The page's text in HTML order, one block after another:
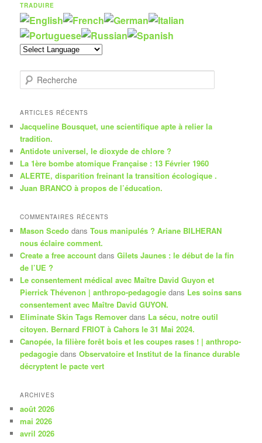
TRADUIRE
e
h
r
c
h
e
ARTICLES RÉCENTS
Jacqueline Bousquet, une scientifique apte à relier la
tradition.
Antidote universel, le dioxyde de chlore ?
La 1ère bombe atomique Française : 13 Février 1960
ALERTE, disparition freinant la transition écologique .
Juan BRANCO à propos de l’éducation.
COMMENTAIRES RÉCENTS
Mason Scedo dansTous manipulés ? Ariane BILHERAN
nous éclaire comment.
Create a free account dansGilets Jaunes : le début de la fin
de l’UE ?
Le consentement médical avec Maître David Guyon et
Pierrick Thévenon | anthropo-pedagogie dans Les soins sans
consentement avec Maître David GUYON.
Eliminate Skin Tags Remover dans La sécu, notre outil
citoyen. Bernard FRIOT à Cahors le 31 Mai 2024.
Canopée, la filière forêt bois et les coupes rases ! | anthropo-
pedagogie dansObservatoire et Institut de la finance durable
décryptent le pacte vert
ARCHIVES
août 2026
mai 2026
avril 2026